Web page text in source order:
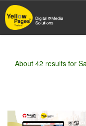
Skip
to
main
About 42 results for